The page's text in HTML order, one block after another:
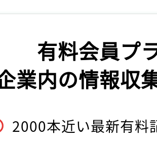
有料会員プ
業内の情報収
2000本近い最新有料